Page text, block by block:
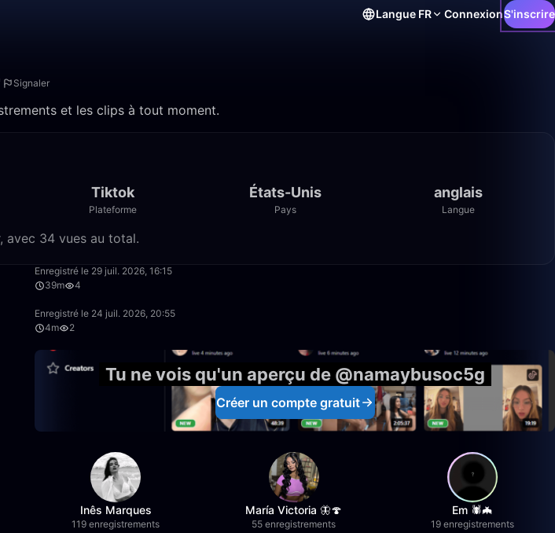
Langue FR ConnexionS'inscrire
Signaler
et les clips à tout moment.
Tiktok
Plateforme
États-Unis
Pays
anglais
Langue
avec 34 vues au total.
Enregistré le 29 juil. 2026, 16:15
39m
4
Enregistré le 24 juil. 2026, 20:55
4m
2
Tu ne vois qu'un aperçu de @namaybusoc5g
Créer un compte gratuit
Inês Marques
119 enregistrements
María Victoria 🦋🍄
55 enregistrements
Em 🕷️🦇
19 enregistrements